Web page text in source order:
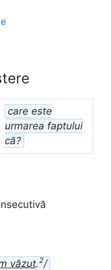
care este
urmarea faptului
că?
văzut.2/